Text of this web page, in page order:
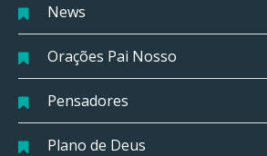
News
Orações Pai Nosso
Pensadores
Plano de Deus